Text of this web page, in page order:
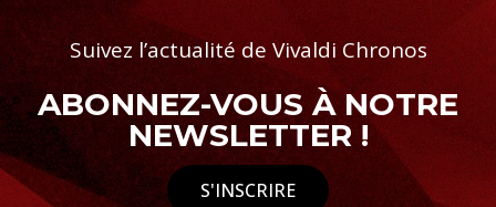
Suivez l’actualité de Vivaldi Chronos
ABONNEZ-VOUS À NOTRE
NEWSLETTER !
S'INSCRIRE